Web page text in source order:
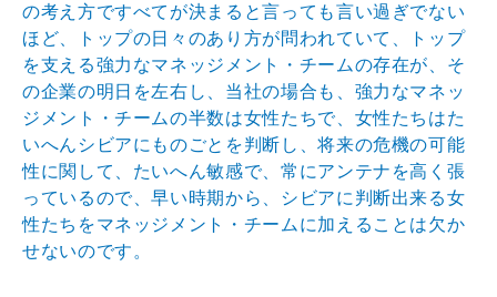
の考え方ですべてが決まると言っても言い過ぎでない
ほど、トップの日々のあり方が問われていて、トップ
を支える強力なマネッジメント・チームの存在が、そ
の企業の明日を左右し、当社の場合も、強力なマネッ
ジメント・チームの半数は女性たちで、女性たちはた
いへんシビアにものごとを判断し、将来の危機の可能
性に関して、たいへん敏感で、常にアンテナを高く張
っているので、早い時期から、シビアに判断出来る女
性たちをマネッジメント・チームに加えることは欠か
せないのです。